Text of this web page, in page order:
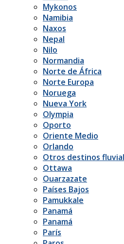
Mykonos
Namibia
Naxos
Nepal
Nilo
Normandia
Norte de África
Norte Europa
Noruega
Nueva York
Olympia
Oporto
Oriente Medio
Orlando
Otros destinos
Ottawa
Ouarzazate
Países Bajos
Pamukkale
Panamá
Panamá
París